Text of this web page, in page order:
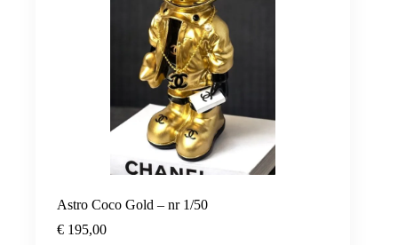
Astro Coco Gold – nr 1/50
€ 195,00